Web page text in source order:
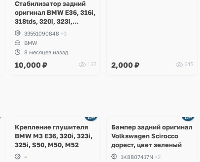
Стабилизатор задний
оригинал BMW E36, 316i,
318tds, 320i, 323i,
325tds, 328i
33551090848 +3
BMW
8 месяцев назад
10,000 ₽ 162 2,000 ₽ 645
Крепление глушителя
BMW M3 E36, 320i, 323i,
325i, S50, M50, M52
~
Бампер задний оригинал
Volkswagen Scirocco
дорест, цвет зеленый
1K8807417N +2